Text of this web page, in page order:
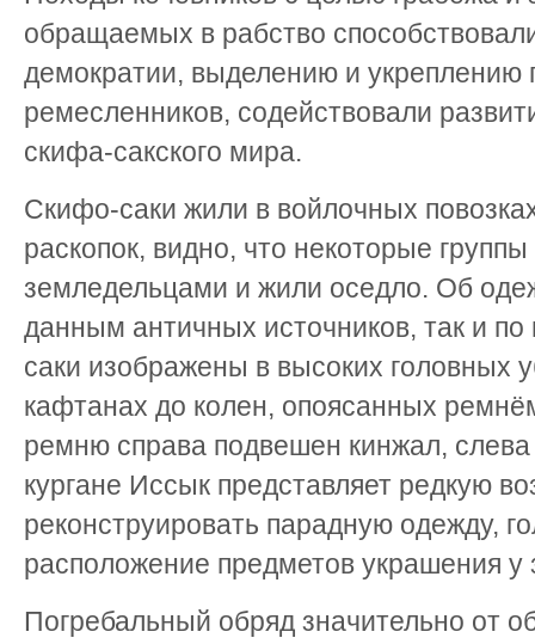
обращаемых в рабство
демократии, выделению и укреплению
ремесленников, содействовали
скифа-сакского мира.
Скифо-саки жили в войлочных
раскопок, видно, что некоторые
земледельцами и жили оседло. Об
данным античных источников, так и
саки изображены в высоких головных
кафтанах до колен, опоясанных
ремню справа подвешен кинжал, слева
кургане Иссык представляет редкую
реконструировать парадную одежду,
расположение предметов украшения у
Погребальный обряд значительно от